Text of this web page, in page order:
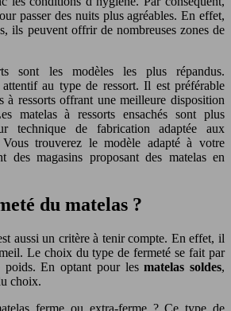
passer des nuits plus agréables. En effet,
ils peuvent offrir de nombreuses zones de
sont les modèles les plus répandus.
au type de ressort. Il est préférable
à ressorts offrant une meilleure disposition
matelas à ressorts ensachés sont plus
technique de fabrication adaptée aux
trouverez le modèle adapté à votre
des magasins proposant des matelas en
du matelas ?
aussi un critère à tenir compte. En effet, il
Le choix du type de fermeté se fait par
poids. En optant pour lesmatelas soldes,
choix.